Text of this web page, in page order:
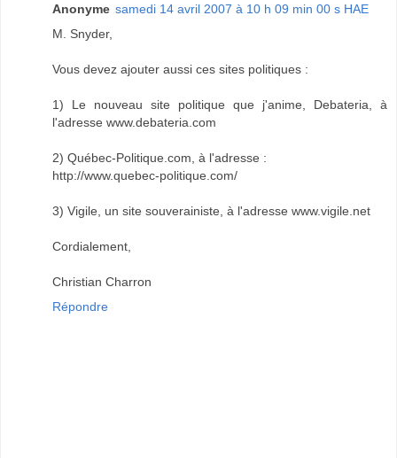
Anonyme samedi 14 avril 2007 à 10 h 09 min 00 s HAE
M. Snyder,
Vous devez ajouter aussi ces sites politiques :
1) Le nouveau site politique que j'anime, Debateria, à
l'adresse www.debateria.com
2) Québec-Politique.com, à l'adresse :
http://www.quebec-politique.com/
3) Vigile, un site souverainiste, à l'adresse www.vigile.net
Cordialement,
Christian Charron
Répondre